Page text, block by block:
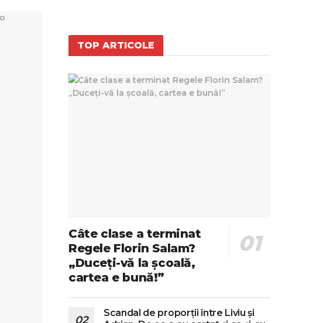
TOP ARTICOLE
Câte clase a terminat
Regele Florin Salam?
„Duceți-vă la școală,
cartea e bună!”
Scandal de proporții între Liviu și